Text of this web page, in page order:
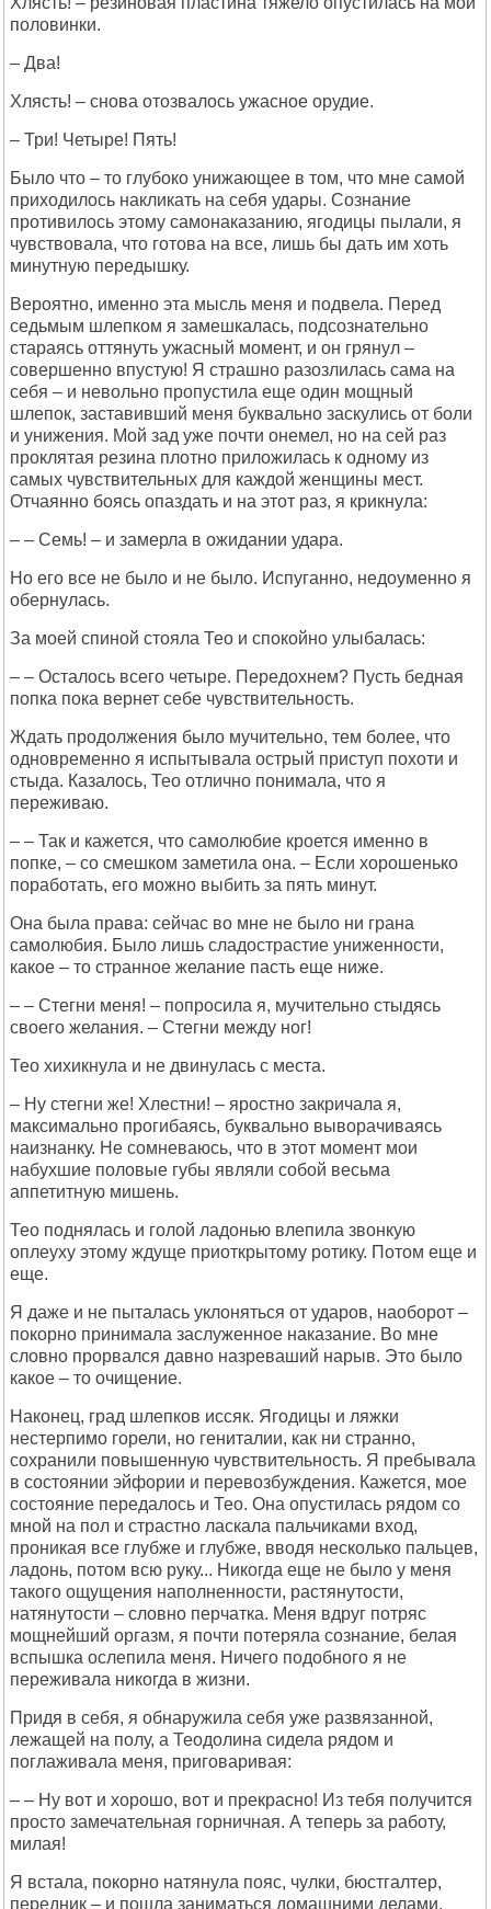
половинки.
– Два!
Хлясть! – снова отозвалось ужасное орудие.
– Три! Четыре! Пять!
Было что – то глубоко унижающее в том, что мне самой
приходилось накликать на себя удары. Сознание
противилось этому самонаказанию, ягодицы пылали, я
чувствовала, что готова на все, лишь бы дать им хоть
минутную передышку.
Вероятно, именно эта мысль меня и подвела. Перед
седьмым шлепком я замешкалась, подсознательно
стараясь оттянуть ужасный момент, и он грянул –
совершенно впустую! Я страшно разозлилась сама на
себя – и невольно пропустила еще один мощный
шлепок, заставивший меня буквально заскулись от боли
и унижения. Мой зад уже почти онемел, но на сей раз
проклятая резина плотно приложилась к одному из
самых чувствительных для каждой женщины мест.
Отчаянно боясь опаздать и на этот раз, я крикнула:
– – Семь! – и замерла в ожидании удара.
Но его все не было и не было. Испуганно, недоуменно я
обернулась.
За моей спиной стояла Тео и спокойно улыбалась:
– – Осталось всего четыре. Передохнем? Пусть бедная
попка пока вернет себе чувствительность.
Ждать продолжения было мучительно, тем более, что
одновременно я испытывала острый приступ похоти и
стыда. Казалось, Тео отлично понимала, что я
переживаю.
– – Так и кажется, что самолюбие кроется именно в
попке, – со смешком заметила она. – Если хорошенько
поработать, его можно выбить за пять минут.
Она была права: сейчас во мне не было ни грана
самолюбия. Было лишь сладострастие униженности,
какое – то странное желание пасть еще ниже.
– – Стегни меня! – попросила я, мучительно стыдясь
своего желания. – Стегни между ног!
Тео хихикнула и не двинулась с места.
– Ну стегни же! Хлестни! – яростно закричала я,
максимально прогибаясь, буквально выворачиваясь
наизнанку. Не сомневаюсь, что в этот момент мои
набухшие половые губы являли собой весьма
аппетитную мишень.
Тео поднялась и голой ладонью влепила звонкую
оплеуху этому ждуще приоткрытому ротику. Потом еще и
еще.
Я даже и не пыталась уклоняться от ударов, наоборот –
покорно принимала заслуженное наказание. Во мне
словно прорвался давно назреваший нарыв. Это было
какое – то очищение.
Наконец, град шлепков иссяк. Ягодицы и ляжки
нестерпимо горели, но гениталии, как ни странно,
сохранили повышенную чувствительность. Я пребывала
в состоянии эйфории и перевозбуждения. Кажется, мое
состояние передалось и Тео. Она опустилась рядом со
мной на пол и страстно ласкала пальчиками вход,
проникая все глубже и глубже, вводя несколько пальцев,
ладонь, потом всю руку... Никогда еще не было у меня
такого ощущения наполненности, растянутости,
натянутости – словно перчатка. Меня вдруг потряс
мощнейший оргазм, я почти потеряла сознание, белая
вспышка ослепила меня. Ничего подобного я не
переживала никогда в жизни.
Придя в себя, я обнаружила себя уже развязанной,
лежащей на полу, а Теодолина сидела рядом и
поглаживала меня, приговаривая:
– – Ну вот и хорошо, вот и прекрасно! Из тебя получится
просто замечательная горничная. А теперь за работу,
милая!
Я встала, покорно натянула пояс, чулки, бюстгалтер,
передник – и пошла заниматься домашними делами,